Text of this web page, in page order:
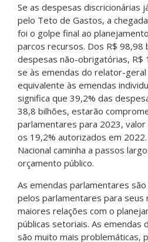
Se as despesas discricionárias
pelo Teto de Gastos, a
foi o golpe final ao
parcos recursos. Dos R$ 98,98
despesas não-obrigatórias, R$
se às emendas do relator-
equivalente às emendas
significa que 39,2% das
38,8 bilhões, estarão
parlamentares para 2023,
os 19,2% autorizados em
Nacional caminha a passos
orçamento público.
As emendas parlamentares
pelos parlamentares para
maiores relações com o
públicas setoriais. As emendas
são muito mais problemáticas,